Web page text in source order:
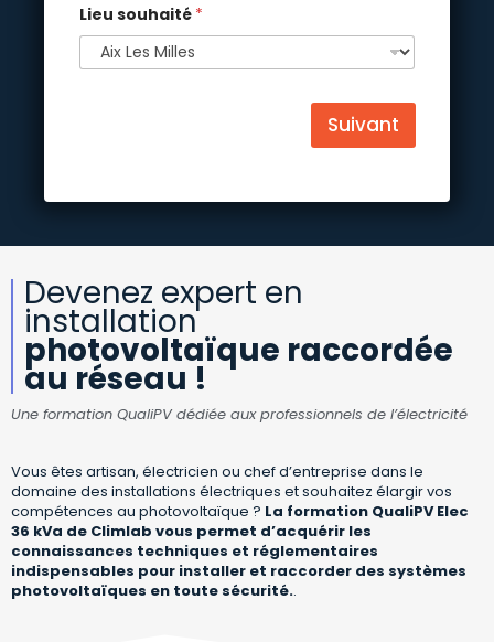
Lieu souhaité *
Suivant
Devenez expert en
installation
photovoltaïque raccordée
au réseau !
Une formation QualiPV dédiée aux professionnels de l’électricité
Vous êtes artisan, électricien ou chef d’entreprise dans le
domaine des installations électriques et souhaitez élargir vos
compétences au photovoltaïque ? La formation QualiPV Elec
36 kVa de Climlab vous permet d’acquérir les
connaissances techniques et réglementaires
indispensables pour installer et raccorder des systèmes
photovoltaïques en toute sécurité..